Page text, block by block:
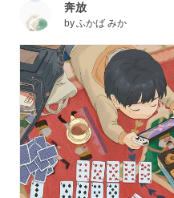
奔放
byふかば みか